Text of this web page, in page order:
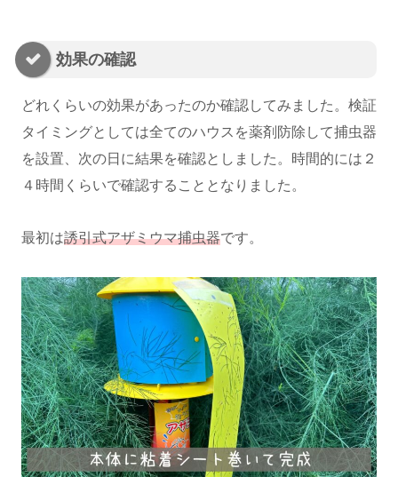
効果の確認
どれくらいの効果があったのか確認してみました。検証
タイミングとしては全てのハウスを薬剤防除して捕虫器
を設置、次の日に結果を確認としました。時間的には２
４時間くらいで確認することとなりました。
最初は誘引式アザミウマ捕虫器です。